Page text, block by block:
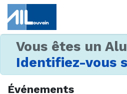
Vous êtes un
Identifiez-vous
Événements